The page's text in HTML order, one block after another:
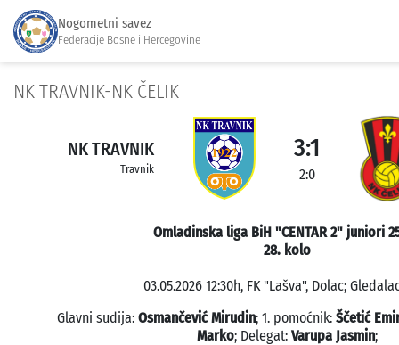
Nogometni savez
Federacije Bosne i Hercegovine
NK TRAVNIK-NK ČELIK
NK TRAVNIK
Travnik
3:1
2:0
Omladinska liga BiH "CENTAR 2" juniori
28. kolo
03.05.2026 12:30h, FK "Lašva", Dolac;
Glavni sudija: Osmančević Mirudin; 1. pomoćnik: Ščetić
Marko; Delegat: Varupa Jasmin;